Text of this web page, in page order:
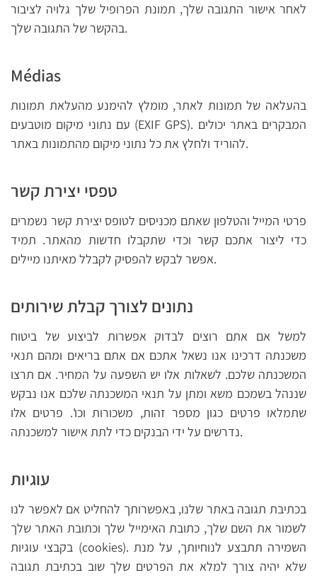
לאחר אישור התגובה שלך, תמונת הפרופיל שלך גלויה לציבור
בהקשר של התגובה שלך.
Médias
בהעלאה של תמונות לאתר, מומלץ להימנע מהעלאת תמונות
עם נתוני מיקום מוטבעים (EXIF GPS). המבקרים באתר יכולים
להוריד ולחלץ את כל נתוני מיקום מהתמונות באתר.
טפסי יצירת קשר
פרטי המייל והטלפון שאתם מכניסים לטופס יצירת קשר נשמרים
כדי ליצור אתכם קשר וכדי שתקבלו חדשות מהאתר. תמיד
אפשר לבקש להפסיק לקבלל מאיתנו מיילים.
נתונים לצורך קבלת שירותים
למשל אם אתם רוצים לבדוק אפשרות לביצוע של ביטוח
משכנתה דרכינו אנו נשאל אתכם אם אתם בריאים ומהם תנאי
המשכנתה שלכם. לשאלות אלו יש השפעה על המחיר. אם תרצו
שננהל בשמכם משא ומתן על תנאי המשכנתה שלכם אנו נבקש
שתמלאו פרטים כגון מספר זהות, משכורות וכו'. פרטים אלו
נדרשים על ידי הבנקים כדי לתת אישור למשכנתה.
עוגיות
בכתיבת תגובה באתר שלנו, באפשרותך להחליט אם לאפשר לנו
לשמור את השם שלך, כתובת האימייל שלך וכתובת האתר שלך
בקבצי עוגיות (cookies). השמירה תתבצע לנוחיותך, על מנת
שלא יהיה צורך למלא את הפרטים שלך שוב בכתיבת תגובה